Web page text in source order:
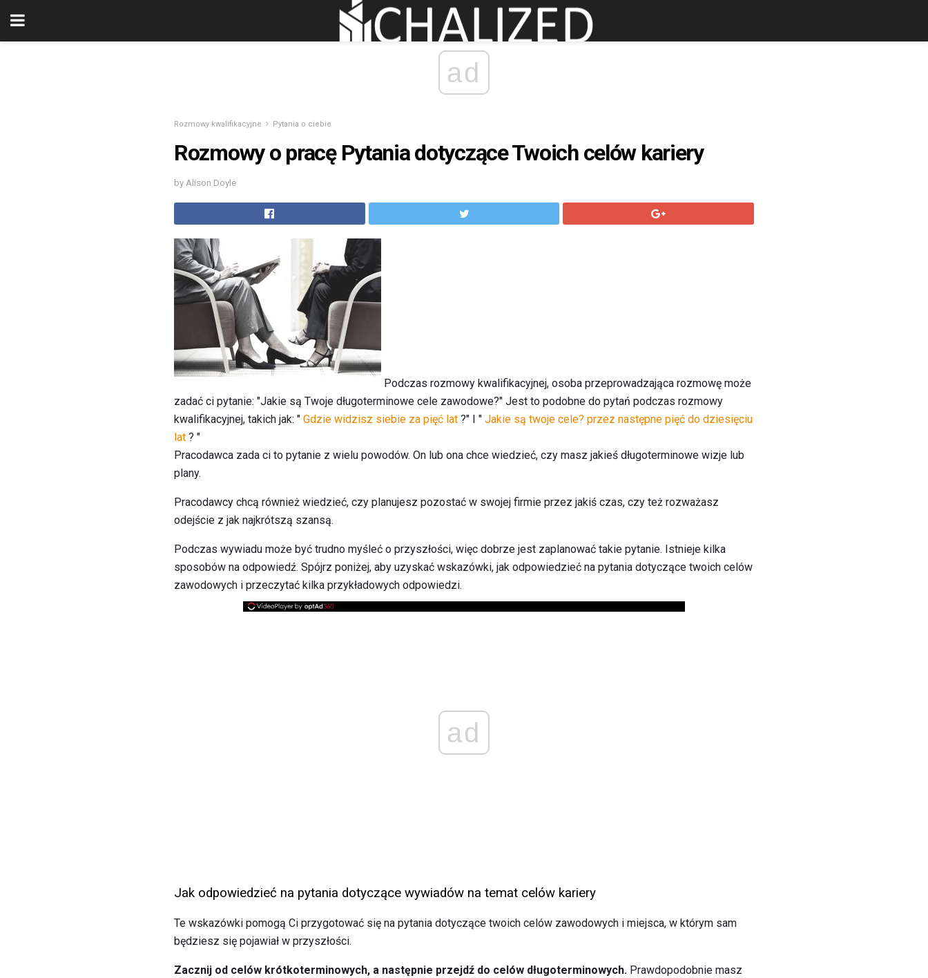
ad
Rozmowy kwalifikacyjne Pytania o ciebie
Rozmowy o pracę Pytania dotyczące Twoich celów kariery
by Alison Doyle
Podczas rozmowy kwalifikacyjnej, osoba przeprowadzająca rozmowę może
zadać ci pytanie: "Jakie są Twoje długoterminowe cele zawodowe?" Jest to podobne do pytań podczas rozmowy
kwalifikacyjnej, takich jak: " Gdzie widzisz siebie za pięć lat ?" I " Jakie są twoje cele? przez następne pięć do dziesięciu
lat ? "
Pracodawca zada ci to pytanie z wielu powodów. On lub ona chce wiedzieć, czy masz jakieś długoterminowe wizje lub
plany.
Pracodawcy chcą również wiedzieć, czy planujesz pozostać w swojej firmie przez jakiś czas, czy też rozważasz
odejście z jak najkrótszą szansą.
Podczas wywiadu może być trudno myśleć o przyszłości, więc dobrze jest zaplanować takie pytanie. Istnieje kilka
sposobów na odpowiedź. Spójrz poniżej, aby uzyskać wskazówki, jak odpowiedzieć na pytania dotyczące twoich celów
zawodowych i przeczytać kilka przykładowych odpowiedzi.
ad
Jak odpowiedzieć na pytania dotyczące wywiadów na temat celów kariery
Te wskazówki pomogą Ci przygotować się na pytania dotyczące twoich celów zawodowych i miejsca, w którym sam
będziesz się pojawiał w przyszłości.
Zacznij od celów krótkoterminowych, a następnie przejdź do celów długoterminowych. Prawdopodobnie masz